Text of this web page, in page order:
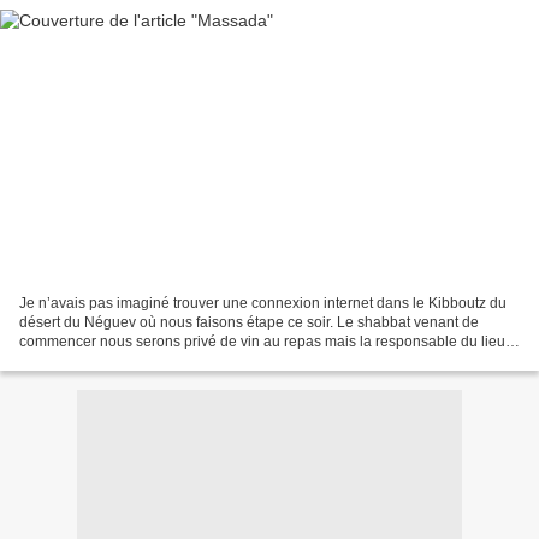
Je n’avais pas imaginé trouver une connexion internet dans le Kibboutz du
désert du Néguev où nous faisons étape ce soir. Le shabbat venant de
commencer nous serons privé de vin au repas mais la responsable du lieu